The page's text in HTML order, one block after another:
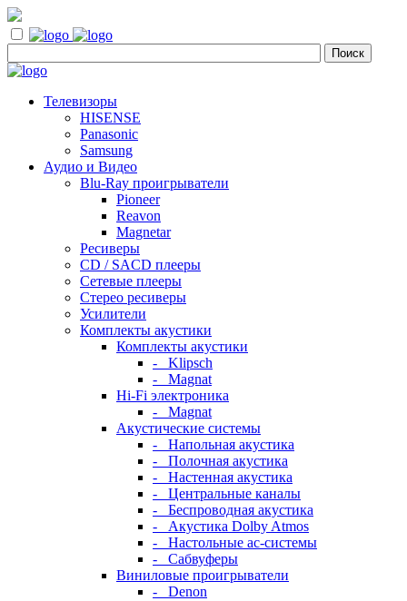
Телевизоры
HISENSE
Panasonic
Samsung
Аудио и Видео
Blu-Ray проигрыватели
Pioneer
Reavon
Magnetar
Ресиверы
CD / SACD плееры
Сетевые плееры
Стерео ресиверы
Усилители
Комплекты акустики
Комплекты акустики
- Klipsch
- Magnat
Hi-Fi электроника
- Magnat
Акустические системы
- Напольная акустика
- Полочная акустика
- Настенная акустика
- Центральные каналы
- Беспроводная акустика
- Акустика Dolby Atmos
- Настольные ас-системы
- Сабвуферы
Виниловые проигрыватели
- Denon